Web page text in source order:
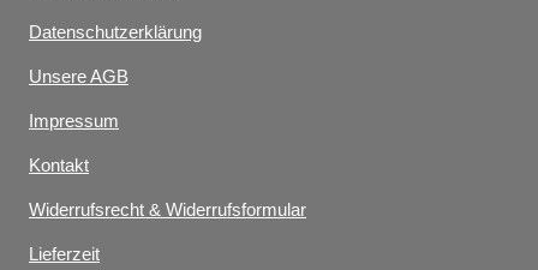
Datenschutzerklärung
Unsere AGB
Impressum
Kontakt
Widerrufsrecht & Widerrufsformular
Lieferzeit